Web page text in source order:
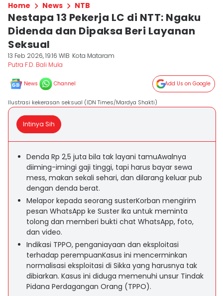
Home News NTB
Nestapa 13 Pekerja LC di NTT: Ngaku
Didenda dan Dipaksa Beri Layanan
Seksual
13 Feb 2026, 19:16 WIB Kota Mataram
Putra F.D. Bali Mula
News Channel Add Us on Google
Ilustrasi kekerasan seksual (IDN Times/Mardya Shakti)
Intinya Sih
Denda Rp 2,5 juta bila tak layani tamuAwalnya
diiming-imingi gaji tinggi, tapi harus bayar sewa
mess, makan sekali sehari, dan dilarang keluar pub
dengan denda berat.
Melapor kepada seorang susterKorban mengirim
pesan WhatsApp ke Suster Ika untuk meminta
tolong dan memberi bukti chat WhatsApp, foto,
dan video.
Indikasi TPPO, penganiayaan dan eksploitasi
terhadap perempuanKasus ini mencerminkan
normalisasi eksploitasi di Sikka yang harusnya tak
dibiarkan. Kasus ini diduga memenuhi unsur Tindak
Pidana Perdagangan Orang (TPPO).